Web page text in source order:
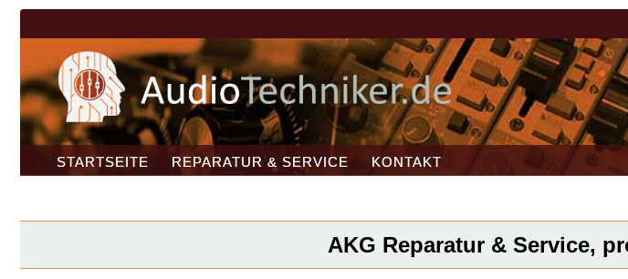
STARTSEITE REPARATUR & SERVICE KONTAKT
AKG Reparatur & Service,